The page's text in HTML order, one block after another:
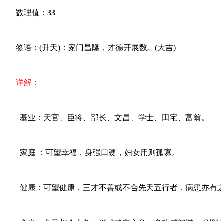
数理值： 33
签语：(升天)：家门昌隆，才德开展数。(大吉)
详解：
基业：天官、臣将、部长、文昌、学士、田宅、富翁。
家庭 ：可望幸福，身强口硬，妇女用则孤寡。
健康：可望健康，三才不善或不合先天五行者，病患亦有